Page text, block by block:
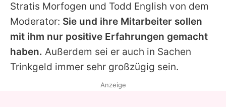
Stratis Morfogen und Todd English von dem
Moderator: Sie und ihre Mitarbeiter sollen
mit ihm nur positive Erfahrungen gemacht
haben. Außerdem sei er auch in Sachen
Trinkgeld immer sehr großzügig sein.
Anzeige